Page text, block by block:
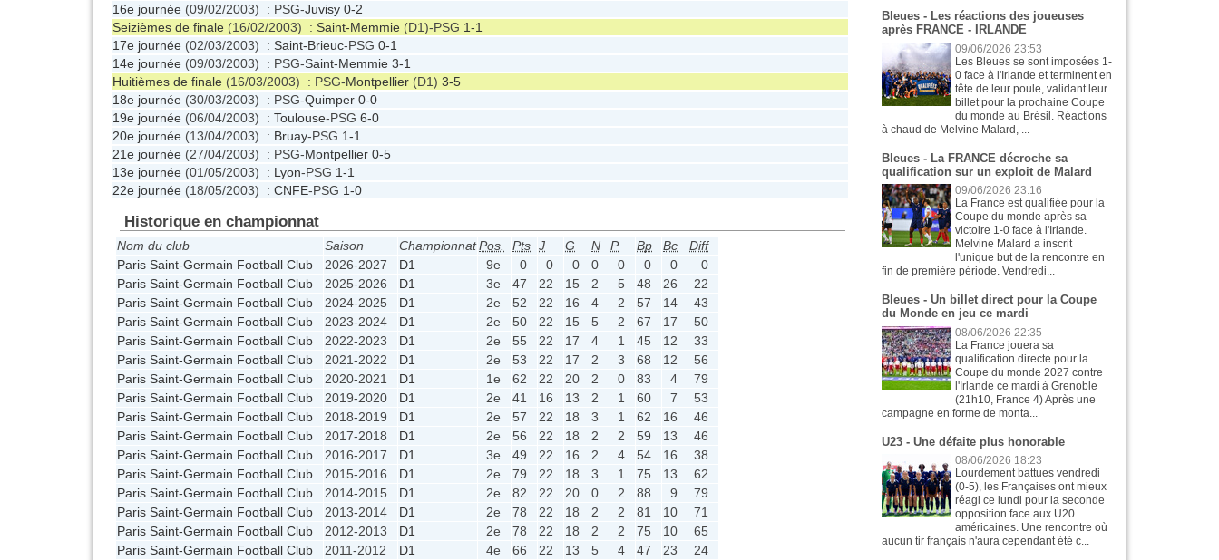
16e journée (09/02/2003) : PSG-Juvisy 0-2
Seizièmes de finale (16/02/2003) : Saint-Memmie (D1)-PSG 1-1
17e journée (02/03/2003) : Saint-Brieuc-PSG 0-1
14e journée (09/03/2003) : PSG-Saint-Memmie 3-1
Huitièmes de finale (16/03/2003) : PSG-Montpellier (D1) 3-5
18e journée (30/03/2003) : PSG-Quimper 0-0
19e journée (06/04/2003) : Toulouse-PSG 6-0
20e journée (13/04/2003) : Bruay-PSG 1-1
21e journée (27/04/2003) : PSG-Montpellier 0-5
13e journée (01/05/2003) : Lyon-PSG 1-1
22e journée (18/05/2003) : CNFE-PSG 1-0
Historique en championnat
Nom du club Saison ChampionnatPos. Pts J G N P Bp Bc
Diff
Paris Saint-Germain Football Club
2026-2027 D1 9e 0 0 0 0 0 0 0
0
Paris Saint-Germain Football Club
2025-2026 D1 3e 47 22 15 2 5 48 26
22
Paris Saint-Germain Football Club
2024-2025 D1 2e 52 22 16 4 2 57 14
43
Paris Saint-Germain Football Club
2023-2024 D1 2e 50 22 15 5 2 67 17
50
Paris Saint-Germain Football Club
2022-2023 D1 2e 55 22 17 4 1 45 12
33
Paris Saint-Germain Football Club
2021-2022 D1 2e 53 22 17 2 3 68 12
56
Paris Saint-Germain Football Club
2020-2021 D1 1e 62 22 20 2 0 83 4
79
Paris Saint-Germain Football Club
2019-2020 D1 2e 41 16 13 2 1 60 7
53
Paris Saint-Germain Football Club
2018-2019 D1 2e 57 22 18 3 1 62 16
46
Paris Saint-Germain Football Club
2017-2018 D1 2e 56 22 18 2 2 59 13
46
Paris Saint-Germain Football Club
2016-2017 D1 3e 49 22 16 2 4 54 16
38
Paris Saint-Germain Football Club
2015-2016 D1 2e 79 22 18 3 1 75 13
62
Paris Saint-Germain Football Club
2014-2015 D1 2e 82 22 20 0 2 88 9
79
Paris Saint-Germain Football Club
2013-2014 D1 2e 78 22 18 2 2 81 10
71
Paris Saint-Germain Football Club
2012-2013 D1 2e 78 22 18 2 2 75 10
65
Paris Saint-Germain Football Club
2011-2012 D1 4e 66 22 13 5 4 47 23
24
Bleues - Les réactions des joueuses
après FRANCE - IRLANDE
09/06/2026 23:53
Les Bleues se sont imposées 1-
0 face à l'Irlande et terminent en
tête de leur poule, validant leur
billet pour la prochaine Coupe
du monde au Brésil. Réactions
à chaud de Melvine Malard, ...
Bleues - La FRANCE décroche sa
qualification sur un exploit de Malard
09/06/2026 23:16
La France est qualifiée pour la
Coupe du monde après sa
victoire 1-0 face à l'Irlande.
Melvine Malard a inscrit
l'unique but de la rencontre en
fin de première période. Vendredi...
Bleues - Un billet direct pour la Coupe
du Monde en jeu ce mardi
08/06/2026 22:35
La France jouera sa
qualification directe pour la
Coupe du monde 2027 contre
l'Irlande ce mardi à Grenoble
(21h10, France 4) Après une
campagne en forme de monta...
U23 - Une défaite plus honorable
08/06/2026 18:23
Lourdement battues vendredi
(0-5), les Françaises ont mieux
réagi ce lundi pour la seconde
opposition face aux U20
américaines. Une rencontre où
aucun tir français n'aura cependant été c...